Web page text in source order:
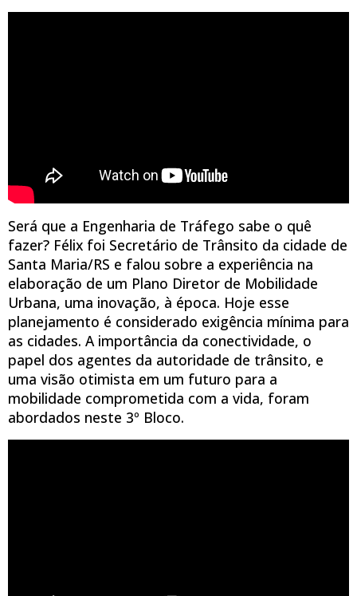
Será que a Engenharia de Tráfego sabe o quê
fazer? Félix foi Secretário de Trânsito da cidade de
Santa Maria/RS e falou sobre a experiência na
elaboração de um Plano Diretor de Mobilidade
Urbana, uma inovação, à época. Hoje esse
planejamento é considerado exigência mínima para
as cidades. A importância da conectividade, o
papel dos agentes da autoridade de trânsito, e
uma visão otimista em um futuro para a
mobilidade comprometida com a vida, foram
abordados neste 3º Bloco.